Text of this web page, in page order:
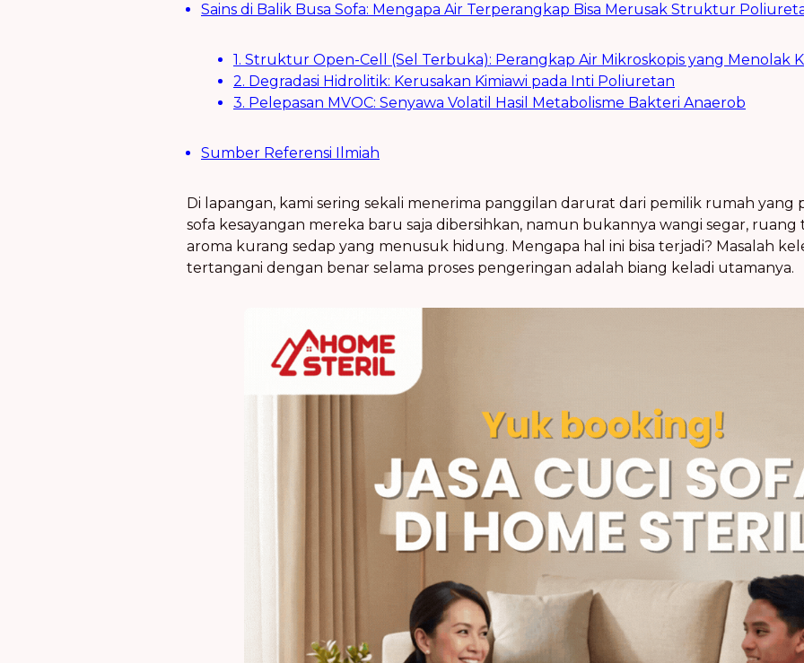
Sains di Balik Busa Sofa: Mengapa Air Terperangkap Bisa Merusak Struktur
1. Struktur Open-Cell (Sel Terbuka): Perangkap Air Mikroskopis yang Menolak
2. Degradasi Hidrolitik: Kerusakan Kimiawi pada Inti Poliuretan
3. Pelepasan MVOC: Senyawa Volatil Hasil Metabolisme Bakteri Anaerob
Sumber Referensi Ilmiah
Di lapangan, kami sering sekali menerima panggilan darurat dari pemilik rumah yang
sofa kesayangan mereka baru saja dibersihkan, namun bukannya wangi segar,
aroma kurang sedap yang menusuk hidung. Mengapa hal ini bisa terjadi? Masalah
tertangani dengan benar selama proses pengeringan adalah biang keladi utamanya.